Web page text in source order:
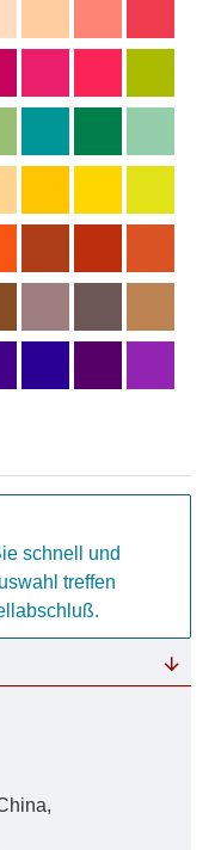
schnell und
treffen